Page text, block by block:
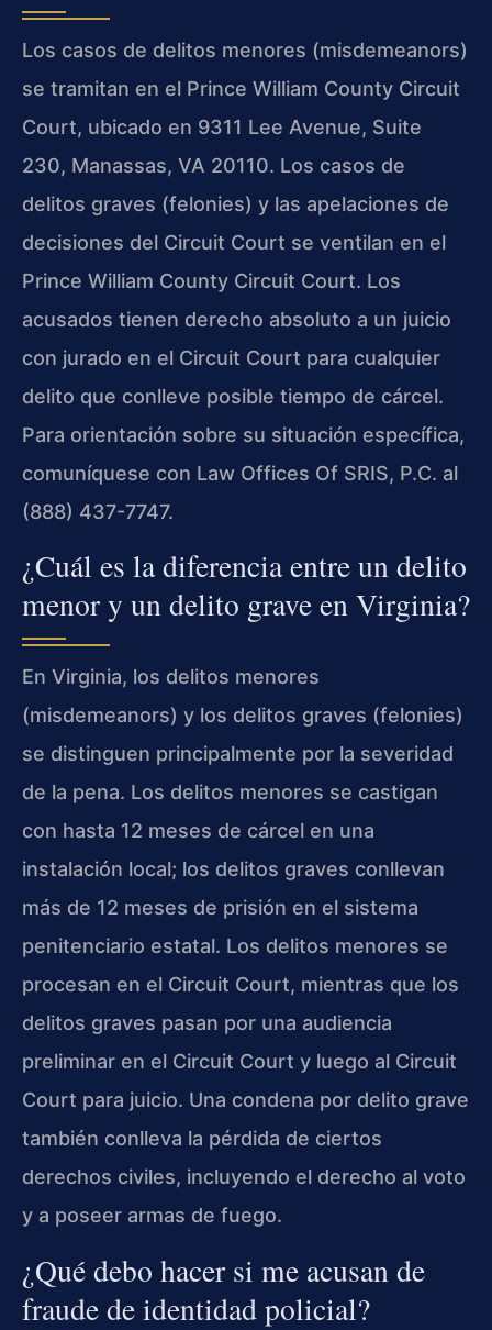
Los casos de delitos menores (misdemeanors)
se tramitan en el Prince William County Circuit
Court, ubicado en 9311 Lee Avenue, Suite
230, Manassas, VA 20110. Los casos de
delitos graves (felonies) y las apelaciones de
decisiones del Circuit Court se ventilan en el
Prince William County Circuit Court. Los
acusados tienen derecho absoluto a un juicio
con jurado en el Circuit Court para cualquier
delito que conlleve posible tiempo de cárcel.
Para orientación sobre su situación específica,
comuníquese con Law Offices Of SRIS, P.C. al
(888) 437-7747.
¿Cuál es la diferencia entre un delito
menor y un delito grave en Virginia?
En Virginia, los delitos menores
(misdemeanors) y los delitos graves (felonies)
se distinguen principalmente por la severidad
de la pena. Los delitos menores se castigan
con hasta 12 meses de cárcel en una
instalación local; los delitos graves conllevan
más de 12 meses de prisión en el sistema
penitenciario estatal. Los delitos menores se
procesan en el Circuit Court, mientras que los
delitos graves pasan por una audiencia
preliminar en el Circuit Court y luego al Circuit
Court para juicio. Una condena por delito grave
también conlleva la pérdida de ciertos
derechos civiles, incluyendo el derecho al voto
y a poseer armas de fuego.
¿Qué debo hacer si me acusan de
fraude de identidad policial?